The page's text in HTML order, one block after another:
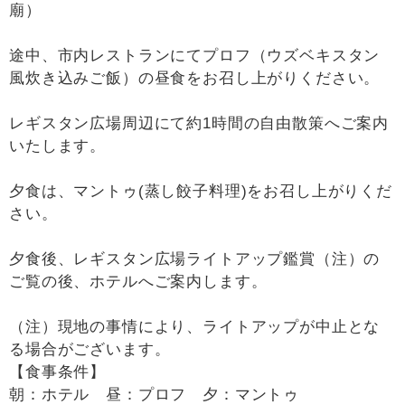
廟）
途中、市内レストランにてプロフ（ウズベキスタン
風炊き込みご飯）の昼食をお召し上がりください。
レギスタン広場周辺にて約1時間の自由散策へご案内
いたします。
夕食は、マントゥ(蒸し餃子料理)をお召し上がりくだ
さい。
夕食後、レギスタン広場ライトアップ鑑賞（注）の
ご覧の後、ホテルへご案内します。
（注）現地の事情により、ライトアップが中止とな
る場合がございます。
【食事条件】
朝：ホテル 昼：プロフ 夕：マントゥ